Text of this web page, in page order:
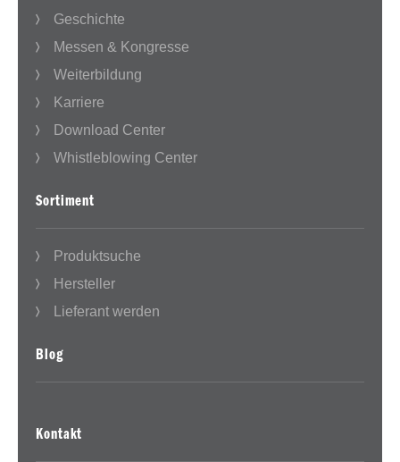
Geschichte
Messen & Kongresse
Weiterbildung
Karriere
Download Center
Whistleblowing Center
Sortiment
Produktsuche
Hersteller
Lieferant werden
Blog
Kontakt